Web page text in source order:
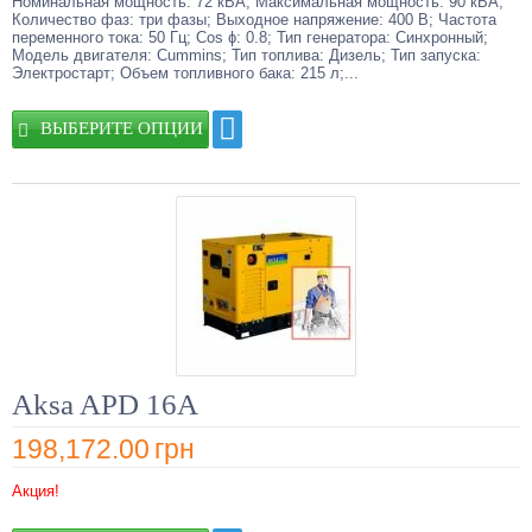
так и в будущем продать его, сдать в аренду.
Так что, кроме такого плюса, как дизельный генератор цена,
устройства просты и легки в применении. К тому же, дизельные
электростанции используются в самых разных целях. Поэтому,
дизельный генератор и эксплуатировать для бесперебойного
потребления электроэнергии.
Количество фаз: три фазы; Выходное напряжение: 400 В; Частота
переменного тока: 50 Гц; Cos ɸ: 0.8; Тип генератора: Синхронный;
Модель двигателя: Cummins; Тип топлива: Дизель; Тип запуска:
Электростарт; Объем топливного бака: 215 л;...
ВЫБЕРИТЕ ОПЦИИ
Aksa APD 16A
198,172.00 грн
Акция!